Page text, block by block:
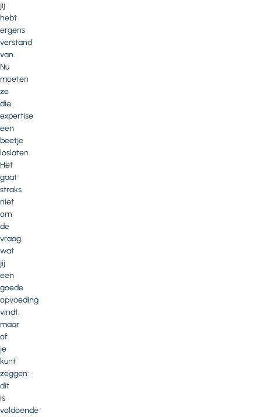
jij
hebt
ergens
verstand
van.
Nu
moeten
ze
die
expertise
een
beetje
loslaten.
Het
gaat
straks
niet
om
de
vraag
wat
jij
een
goede
opvoeding
vindt,
maar
of
je
kunt
zeggen:
dit
is
voldoende